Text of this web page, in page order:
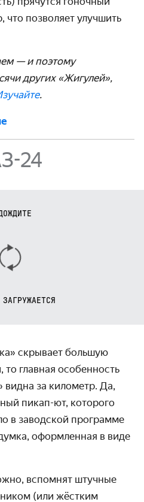
что позволяет улучшить
— и поэтому
других «Жигулей»,
.
24
скрывает большую
то главная особенность
видна за километр. Да,
пикап-ют, которого
в заводской программе
оформленная в виде
вспомнят штучные
(или жёстким